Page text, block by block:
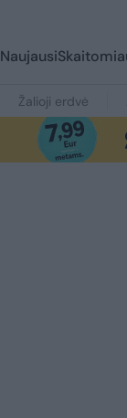
Naujausi
Žalioji erdvė